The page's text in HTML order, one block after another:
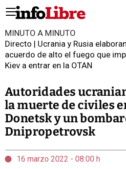
MINUTO A MINUTO
Directo | Ucrania y Rusia
acuerdo de alto el fuego que
Kiev a entrar en la OTAN
Autoridades
la muerte de civiles
Donetsk y un
Dnipropetrovsk
16 marzo 2022 - 08:00 h